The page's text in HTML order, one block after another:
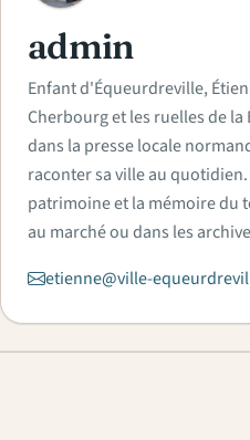
admin
Enfant d'Équeurdreville,
Cherbourg et les ruelles de
dans la presse locale
raconter sa ville au
patrimoine et la mémoire du
au marché ou dans les
etienne@ville-